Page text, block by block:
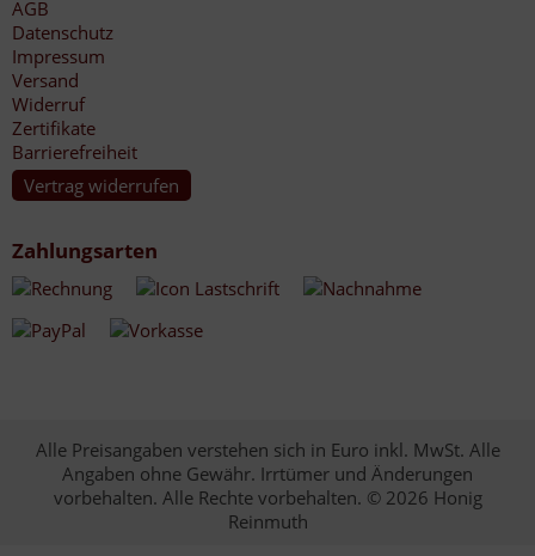
AGB
Datenschutz
Impressum
Versand
Widerruf
Zertifikate
Barrierefreiheit
Vertrag widerrufen
Zahlungsarten
Alle Preisangaben verstehen sich in Euro inkl. MwSt. Alle
Angaben ohne Gewähr. Irrtümer und Änderungen
vorbehalten. Alle Rechte vorbehalten. © 2026 Honig
Reinmuth